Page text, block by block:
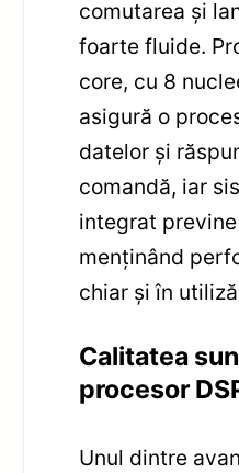
comutarea și
foarte fluide.
core, cu 8
asigură o
datelor și
comandă, iar
integrat
menținând
chiar și în
Calitatea
procesor
Unul dintre